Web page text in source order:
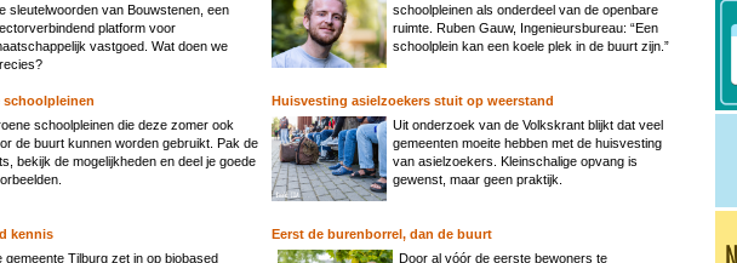
sleutelwoorden van Bouwstenen, een
platform voor
vastgoed. Wat doen we
schoolpleinen als onderdeel van de openbare
ruimte. Ruben Gauw, Ingenieursbureau: “Een
schoolplein kan een koele plek in de buurt zijn.”
schoolpleinen
schoolpleinen die deze zomer ook
de buurt kunnen worden gebruikt. Pak de
bekijk de mogelijkheden en deel je goede
Huisvesting asielzoekers stuit op weerstand
Uit onderzoek van de Volkskrant blijkt dat veel
gemeenten moeite hebben met de huisvesting
van asielzoekers. Kleinschalige opvang is
gewenst, maar geen praktijk.
kennis
gemeente Tilburg zet in op biobased
Eerst de burenborrel, dan de buurt
Door al vóór de eerste bewoners te